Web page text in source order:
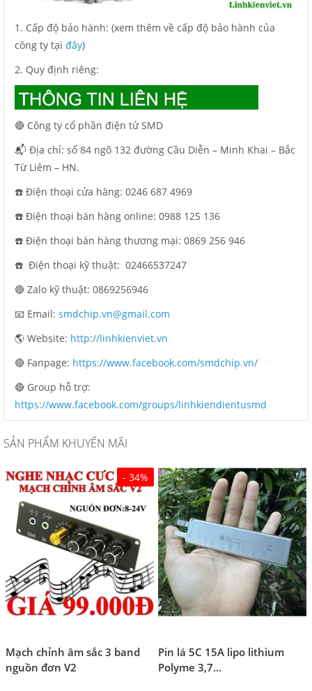
1. Cấp độ bảo hành: (xem thêm về cấp độ bảo hành của
công ty tại đây)
2. Quy định riêng:
🔴 Công ty cổ phần điện tử SMD
📬 Địa chỉ: số 84 ngõ 132 đường Cầu Diễn – Minh Khai – Bắc
Từ Liêm – HN.
☎️ Điện thoại cửa hàng: 0246 687 4969
☎️ Điện thoại bán hàng online: 0988 125 136
☎️ Điện thoại bán hàng thương mại: 0869 256 946
☎️ Điện thoại kỹ thuật: 02466537247
🔴 Zalo kỹ thuật: 0869256946
📧 Email: smdchip.vn@gmail.com
🌎 Website: http://linhkienviet.vn
🔴 Fanpage: https://www.facebook.com/smdchip.vn/
🔴 Group hỗ trợ:
https://www.facebook.com/groups/linhkiendientusmd
SẢN PHẨM KHUYẾN MÃI
- 34%
Mạch chỉnh âm sắc 3 band
nguồn đơn V2
Pin lá 5C 15A lipo lithium
Polyme 3,7...